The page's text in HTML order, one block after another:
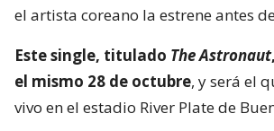
el artista coreano la estrene antes
Este single, titulado The Astronaut
el mismo 28 de octubre, y será el
vivo en el estadio River Plate de